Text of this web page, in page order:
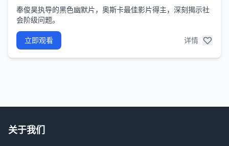
奉俊昊执导的黑色幽默片，奥斯卡最佳影片得主，深刻揭示社
会阶级问题。
立即观看 详情
关于我们